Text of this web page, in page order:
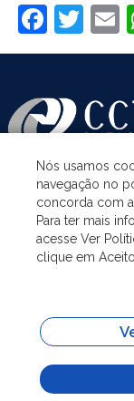
ASSUNTOS
ACESSO À
SITES
Nós usamos
navegação no
concorda com
Para ter mais
acesse Ver
clique em Aceito.